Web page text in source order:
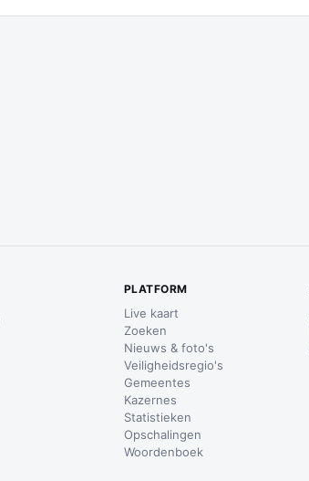
PLATFORM
Live kaart
Zoeken
Nieuws & foto's
Veiligheidsregio's
Gemeentes
Kazernes
Statistieken
Opschalingen
Woordenboek